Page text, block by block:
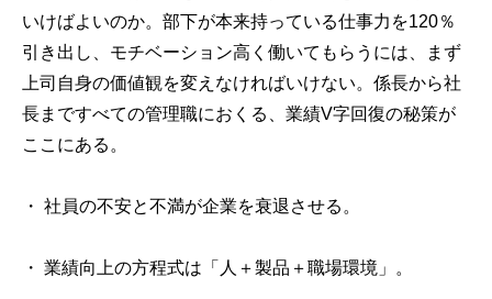
いけばよいのか。部下が本来持っている仕事力を120％
引き出し、モチベーション高く働いてもらうには、まず
上司自身の価値観を変えなければいけない。係長から社
長まですべての管理職におくる、業績V字回復の秘策が
ここにある。
・ 社員の不安と不満が企業を衰退させる。
・ 業績向上の方程式は「人＋製品＋職場環境」。